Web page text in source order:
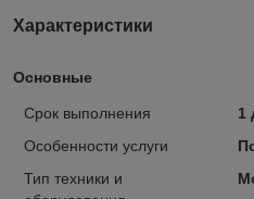
Характеристики
Основные
Срок выполнения
1
Особенности услуги
Тип техники и